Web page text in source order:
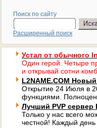
Поиск по сайту
Расширенный поиск
Устал от обычного
Один герой. Четыре
и открывай сотни
L2NAME.COM
Открытие 24 Июля в
функциями.
Лучший PVP сервер
Только у нас всего
честной! Каждый